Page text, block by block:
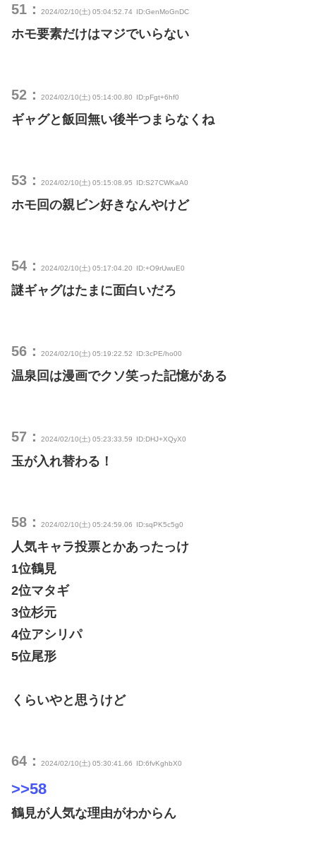
51： 2024/02/10(土) 05:04:52.74 ID:GenMoGnDC
ホモ要素だけはマジでいらない
52： 2024/02/10(土) 05:14:00.80 ID:pFgt+6hf0
ギャグと飯回無い後半つまらなくね
53： 2024/02/10(土) 05:15:08.95 ID:S27CWKaA0
ホモ回の親ビン好きなんやけど
54： 2024/02/10(土) 05:17:04.20 ID:+O9rUwuE0
謎ギャグはたまに面白いだろ
56： 2024/02/10(土) 05:19:22.52 ID:3cPE/ho00
温泉回は漫画でクソ笑った記憶がある
57： 2024/02/10(土) 05:23:33.59 ID:DHJ+XQyX0
玉が入れ替わる！
58： 2024/02/10(土) 05:24:59.06 ID:sqPK5c5g0
人気キャラ投票とかあったっけ
1位鶴見
2位マタギ
3位杉元
4位アシリパ
5位尾形
くらいやと思うけど
64： 2024/02/10(土) 05:30:41.66 ID:6fvKghbX0
>>58
鶴見が人気な理由がわからん